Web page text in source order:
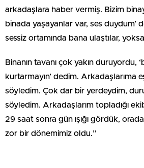
arkadaşlara haber vermiş. Bizim
binada yaşayanlar var, ses duydum’
sessiz ortamında bana ulaştılar,
Binanın tavanı çok yakın duruyordu,
kurtarmayın’ dedim. Arkadaşlarıma
söyledim. Çok dar bir yerdeydim,
söyledim. Arkadaşlarım topladığı
29 saat sonra gün ışığı gördük,
zor bir dönemimiz oldu.”